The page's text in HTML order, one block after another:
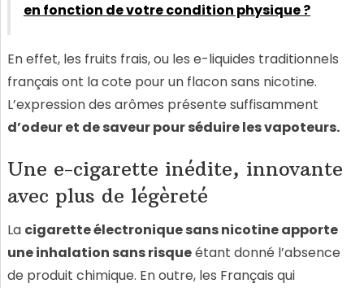
en fonction de votre condition physique ?
En effet, les fruits frais, ou les e-liquides traditionnels
français ont la cote pour un flacon sans nicotine.
L’expression des arômes présente suffisamment
d’odeur et de saveur pour séduire les vapoteurs.
Une e-cigarette inédite, innovante
avec plus de légèreté
La cigarette électronique sans nicotine apporte
une inhalation sans risqueétant donné l’absence
de produit chimique. En outre, les Français qui